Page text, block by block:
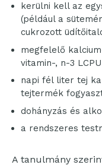
kerülni kell az
(például a
cukrozott
megfelelő
vitamin-, n-3
napi fél liter tej
tejtermék
dohányzás és
a rendszeres
A tanulmány